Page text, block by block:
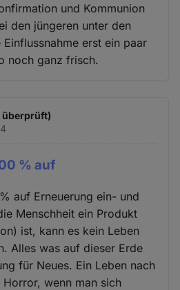
und Kommunion
den jüngeren unter den
erst ein paar
noch ganz frisch.
überprüft)
% auf
auf Erneuerung ein- und
Menschheit ein Produkt
ist, kann es kein Leben
Alles was auf dieser Erde
für Neues. Ein Leben nach
wenn man sich